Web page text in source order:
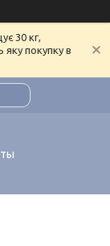
30 кг,
покупку в